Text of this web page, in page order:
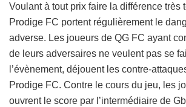
Voulant à tout prix faire la différence très
Prodige FC portent régulièrement le
adverse. Les joueurs de QG FC ayant
de leurs adversaires ne veulent pas se
l’évènement, déjouent les contre-
Prodige FC. Contre le cours du jeu, les
ouvrent le score par l’intermédiaire de